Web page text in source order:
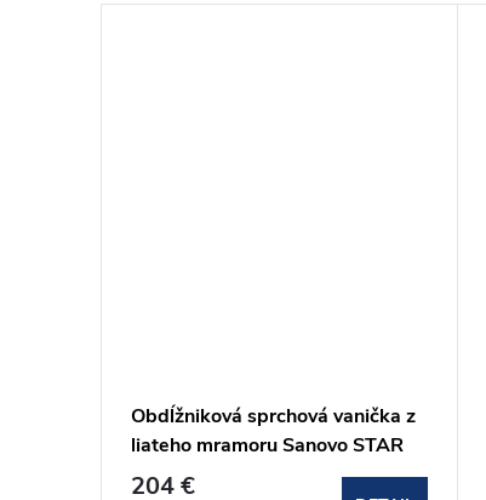
Obdĺžniková sprchová vanička z
liateho mramoru Sanovo STAR
100x80x3 cm
204 €